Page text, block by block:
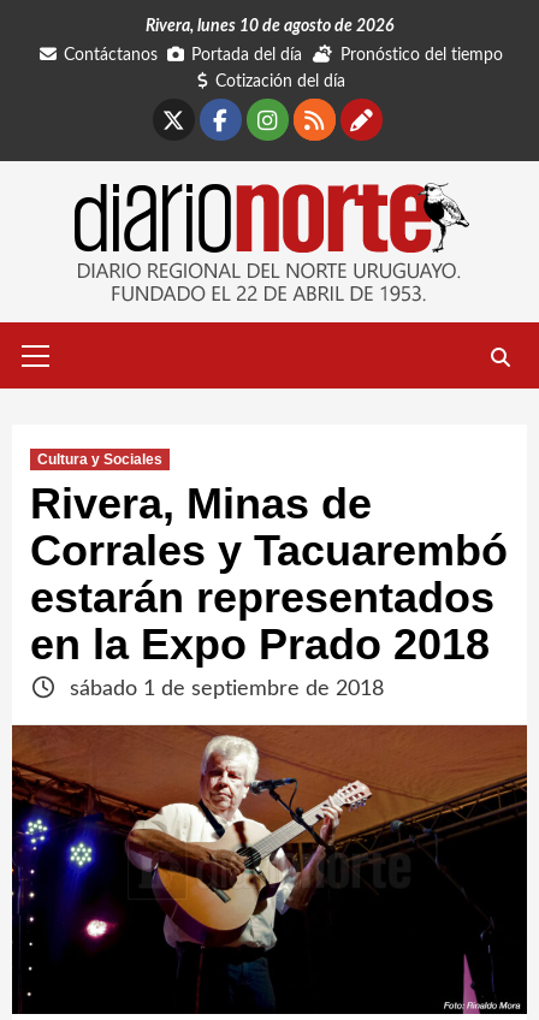
Rivera, lunes 10 de agosto de 2026
Contáctanos
Portada del día
Pronóstico del tiempo
Cotización del día
Facebook
Instagram
RSSContáctanos
primario
Cultura y Sociales
Rivera, Minas de
Corrales y Tacuarembó
estarán representados
en la Expo Prado 2018
sábado 1 de septiembre de 2018